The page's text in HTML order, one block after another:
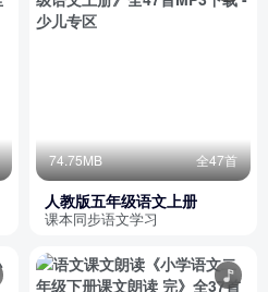
74.75MB 全47首
人教版五年级语文上册
课本同步语文学习